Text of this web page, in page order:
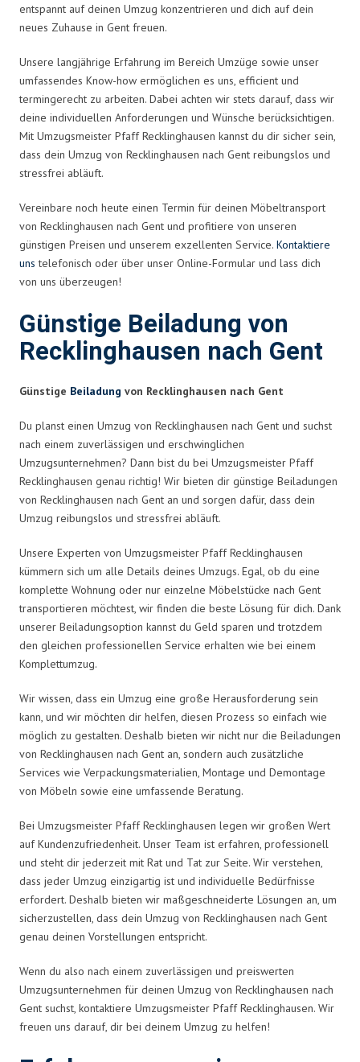
entspannt auf deinen Umzug konzentrieren und dich auf dein
neues Zuhause in Gent freuen.
Unsere langjährige Erfahrung im Bereich Umzüge sowie unser
umfassendes Know-how ermöglichen es uns, efficient und
termingerecht zu arbeiten. Dabei achten wir stets darauf, dass wir
deine individuellen Anforderungen und Wünsche berücksichtigen.
Mit Umzugsmeister Pfaff Recklinghausen kannst du dir sicher sein,
dass dein Umzug von Recklinghausen nach Gent reibungslos und
stressfrei abläuft.
Vereinbare noch heute einen Termin für deinen Möbeltransport
von Recklinghausen nach Gent und profitiere von unseren
günstigen Preisen und unserem exzellenten Service. Kontaktiere
uns telefonisch oder über unser Online-Formular und lass dich
von uns überzeugen!
Günstige Beiladung von
Recklinghausen nach Gent
Günstige Beiladung von Recklinghausen nach Gent
Du planst einen Umzug von Recklinghausen nach Gent und suchst
nach einem zuverlässigen und erschwinglichen
Umzugsunternehmen? Dann bist du bei Umzugsmeister Pfaff
Recklinghausen genau richtig! Wir bieten dir günstige Beiladungen
von Recklinghausen nach Gent an und sorgen dafür, dass dein
Umzug reibungslos und stressfrei abläuft.
Unsere Experten von Umzugsmeister Pfaff Recklinghausen
kümmern sich um alle Details deines Umzugs. Egal, ob du eine
komplette Wohnung oder nur einzelne Möbelstücke nach Gent
transportieren möchtest, wir finden die beste Lösung für dich. Dank
unserer Beiladungsoption kannst du Geld sparen und trotzdem
den gleichen professionellen Service erhalten wie bei einem
Komplettumzug.
Wir wissen, dass ein Umzug eine große Herausforderung sein
kann, und wir möchten dir helfen, diesen Prozess so einfach wie
möglich zu gestalten. Deshalb bieten wir nicht nur die Beiladungen
von Recklinghausen nach Gent an, sondern auch zusätzliche
Services wie Verpackungsmaterialien, Montage und Demontage
von Möbeln sowie eine umfassende Beratung.
Bei Umzugsmeister Pfaff Recklinghausen legen wir großen Wert
auf Kundenzufriedenheit. Unser Team ist erfahren, professionell
und steht dir jederzeit mit Rat und Tat zur Seite. Wir verstehen,
dass jeder Umzug einzigartig ist und individuelle Bedürfnisse
erfordert. Deshalb bieten wir maßgeschneiderte Lösungen an, um
sicherzustellen, dass dein Umzug von Recklinghausen nach Gent
genau deinen Vorstellungen entspricht.
Wenn du also nach einem zuverlässigen und preiswerten
Umzugsunternehmen für deinen Umzug von Recklinghausen nach
Gent suchst, kontaktiere Umzugsmeister Pfaff Recklinghausen. Wir
freuen uns darauf, dir bei deinem Umzug zu helfen!